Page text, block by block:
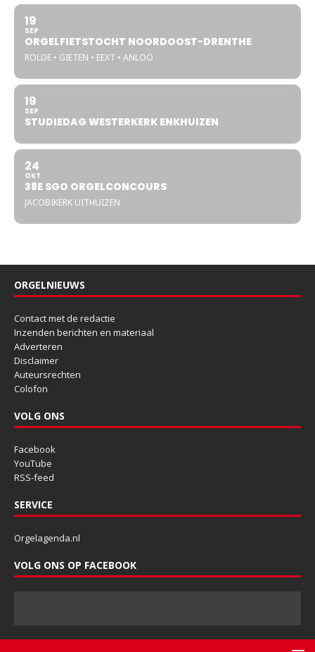
19
SEP
ORGELFIETSTOCHT NOORDOOST-DRENTHE
ROLDE • GIETEN • EEXT • ANLOO
19
SEP
STUDIEDAG WESTERKERK ENKHUIZEN
24
OKT
38E SGO ORGELCONCOURS
JACOBIKERK UITHUIZEN
ORGELNIEUWS
Contact met de redactie
Inzenden berichten en materiaal
Adverteren
Disclaimer
Auteursrechten
Colofon
VOLG ONS
Facebook
YouTube
RSS-feed
SERVICE
Orgelagenda.nl
VOLG ONS OP FACEBOOK